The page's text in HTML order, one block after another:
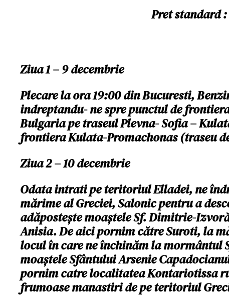
Pret standard
Ziua 1 – 9 decembrie
Plecare la ora 19:00 din Bucuresti,
indreptandu- ne spre punctul de
Bulgaria pe traseul Plevna- Sofia –
frontiera Kulata-Promachonas (traseu
Ziua 2 – 10 decembrie
Odata intrati pe teritoriul Elladei, ne
mărime al Greciei, Salonic pentru a
adăpostește moaștele Sf. Dimitrie-
Anisia. De aici pornim către Suroti, la
locul în care ne închinăm la mormântul
moaştele Sfântului Arsenie
pornim catre localitatea Kontariotissa
frumoase manastiri de pe teritoriul